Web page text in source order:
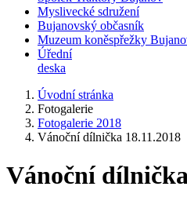
Myslivecké sdružení
Bujanovský občasník
Muzeum koněspřežky
Úřední
deska
Úvodní stránka
Fotogalerie
Fotogalerie 2018
Vánoční dílnička 18.11.2018
Vánoční dílnička